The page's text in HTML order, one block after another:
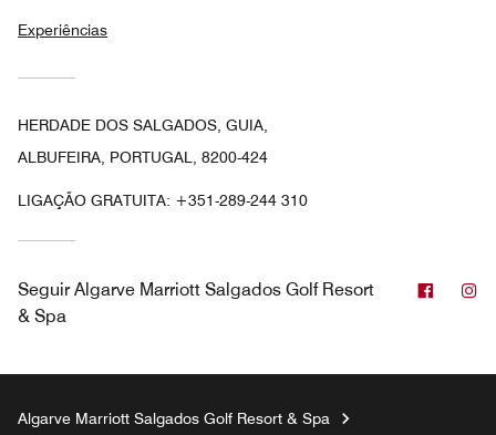
Experiências
HERDADE DOS SALGADOS, GUIA,
ALBUFEIRA, PORTUGAL, 8200-424
LIGAÇÃO GRATUITA: +351-289-244 310
Seguir Algarve Marriott Salgados Golf Resort
& Spa
Algarve Marriott Salgados Golf Resort & Spa